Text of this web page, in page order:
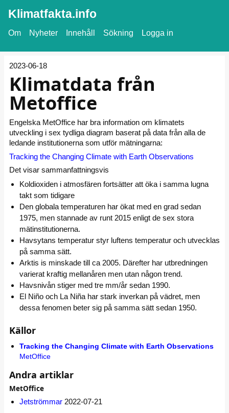
Klimatfakta.info
Om Nyheter Innehåll Sökning Logga in
2023-06-18
Klimatdata från
Metoffice
Engelska MetOffice har bra information om klimatets
utveckling i sex tydliga diagram baserat på data från alla de
ledande institutionerna som utför mätningarna:
Tracking the Changing Climate with Earth Observations
Det visar sammanfattningsvis
Koldioxiden i atmosfären fortsätter att öka i samma lugna
takt som tidigare
Den globala temperaturen har ökat med en grad sedan
1975, men stannade av runt 2015 enligt de sex stora
mätinstitutionerna.
Havsytans temperatur styr luftens temperatur och utvecklas
på samma sätt.
Arktis is minskade till ca 2005. Därefter har utbredningen
varierat kraftig mellanåren men utan någon trend.
Havsnivån stiger med tre mm/år sedan 1990.
El Niño och La Niña har stark inverkan på vädret, men
dessa fenomen beter sig på samma sätt sedan 1950.
Källor
Tracking the Changing Climate with Earth Observations
MetOffice
Andra artiklar
MetOffice
Jetströmmar 2022-07-21